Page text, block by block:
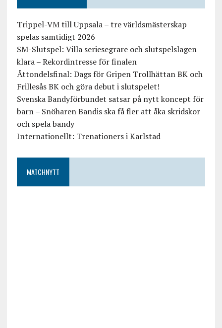
Trippel-VM till Uppsala – tre världsmästerskap
spelas samtidigt 2026
SM-Slutspel: Villa seriesegrare och slutspelslagen
klara – Rekordintresse för finalen
Åttondelsfinal: Dags för Gripen Trollhättan BK och
Frillesås BK och göra debut i slutspelet!
Svenska Bandyförbundet satsar på nytt koncept för
barn – Snöharen Bandis ska få fler att åka skridskor
och spela bandy
Internationellt: Trenationers i Karlstad
MATCHNYTT